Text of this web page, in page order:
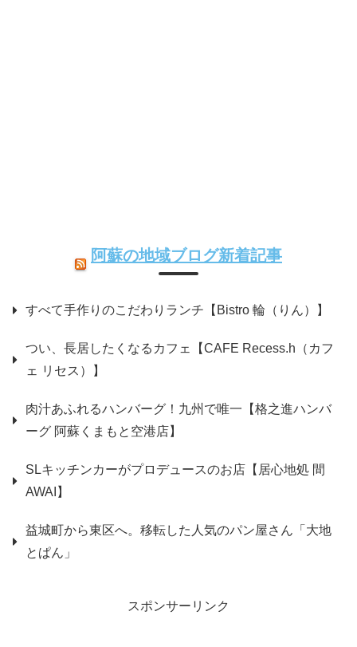
阿蘇の地域ブログ新着記事
すべて手作りのこだわりランチ【Bistro 輪（りん）】
つい、長居したくなるカフェ【CAFE Recess.h（カフ
ェ リセス）】
肉汁あふれるハンバーグ！九州で唯一【格之進ハンバ
ーグ 阿蘇くまもと空港店】
SLキッチンカーがプロデュースのお店【居心地処 間
AWAI】
益城町から東区へ。移転した人気のパン屋さん「大地
とぱん」
スポンサーリンク